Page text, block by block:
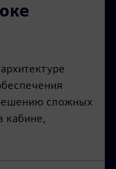
сложных
кабине,